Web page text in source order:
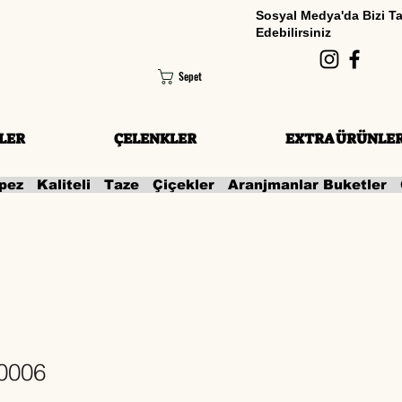
Sepet
Sosyal Medya'da Bizi
Edebilirsiniz
ÇELENKLER EXTRA